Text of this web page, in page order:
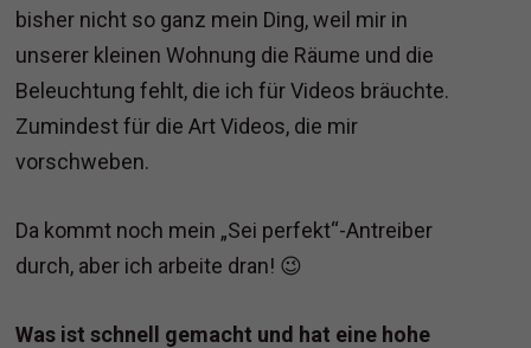
bisher nicht so ganz mein Ding, weil mir in
unserer kleinen Wohnung die Räume und die
Beleuchtung fehlt, die ich für Videos bräuchte.
Zumindest für die Art Videos, die mir
vorschweben.
Da kommt noch mein „Sei perfekt“-Antreiber
durch, aber ich arbeite dran! 😉
Was ist schnell gemacht und hat eine hohe